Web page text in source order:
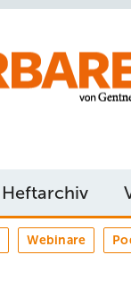
Heftarchiv
Webinare